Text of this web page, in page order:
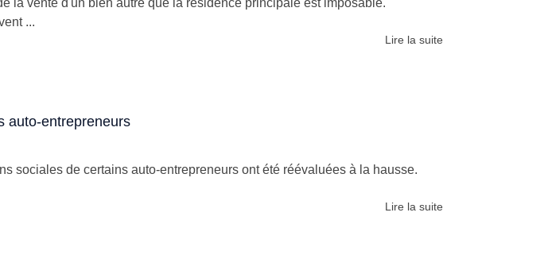
la vente d'un bien autre que la résidence principale est imposable.
...
Lire la suite
auto-entrepreneurs
sociales de certains auto-entrepreneurs ont été réévaluées à la hausse.
Lire la suite